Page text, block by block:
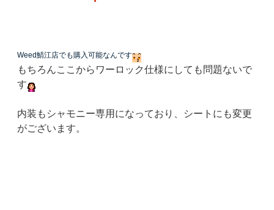
Weed鯖江店でも購入可能なんです
もちろんここからワーロック仕様にしても問題ないで
す
内装もシャモニー専用になっており、シートにも変更
がございます。